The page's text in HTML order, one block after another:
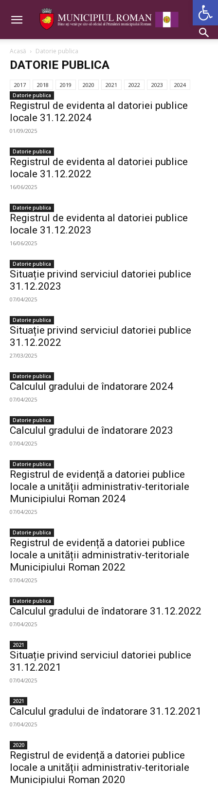
Acasă Datorie publica
DATORIE PUBLICA
2017 2018 2019 2020 2021 2022 2023 2024
Datorie publica
Registrul de evidenta al datoriei publice
locale 31.12.2024
01/09/2025
Datorie publica
Registrul de evidenta al datoriei publice
locale 31.12.2022
16/06/2025
Datorie publica
Registrul de evidenta al datoriei publice
locale 31.12.2023
16/06/2025
Datorie publica
Situație privind serviciul datoriei publice
31.12.2023
07/04/2025
Datorie publica
Situație privind serviciul datoriei publice
31.12.2022
27/03/2025
Datorie publica
Calculul gradului de îndatorare 2024
07/04/2025
Datorie publica
Calculul gradului de îndatorare 2023
07/04/2025
Datorie publica
Registrul de evidență a datoriei publice
locale a unității administrativ-teritoriale
Municipiului Roman 2024
07/04/2025
Datorie publica
Registrul de evidență a datoriei publice
locale a unității administrativ-teritoriale
Municipiului Roman 2022
07/04/2025
Datorie publica
Calculul gradului de îndatorare 31.12.2022
07/04/2025
2021
Situație privind serviciul datoriei publice
31.12.2021
07/04/2025
2021
Calculul gradului de îndatorare 31.12.2021
07/04/2025
2020
Registrul de evidență a datoriei publice
locale a unității administrativ-teritoriale
Municipiului Roman 2020